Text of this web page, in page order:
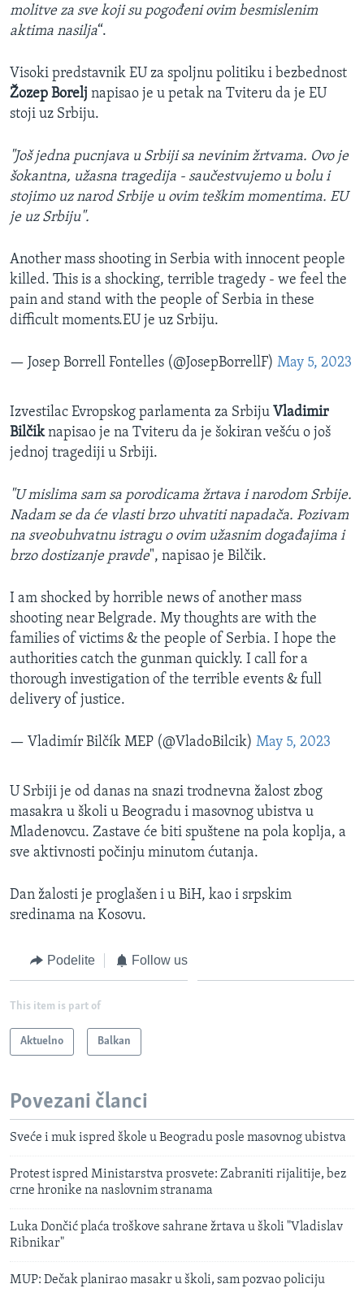
molitve za sve koji su pogođeni ovim besmislenim
aktima nasilja“.
Visoki predstavnik EU za spoljnu politiku i bezbednost
Žozep Borelj napisao je u petak na Tviteru da je EU
stoji uz Srbiju.
"Još jedna pucnjava u Srbiji sa nevinim žrtvama. Ovo je
šokantna, užasna tragedija - saučestvujemo u bolu i
stojimo uz narod Srbije u ovim teškim momentima. EU
je uz Srbiju".
Another mass shooting in Serbia with innocent people
killed. This is a shocking, terrible tragedy - we feel the
pain and stand with the people of Serbia in these
difficult moments.EU je uz Srbiju.
— Josep Borrell Fontelles (@JosepBorrellF) May 5, 2023
Izvestilac Evropskog parlamenta za Srbiju Vladimir
Bilčiknapisao je na Tviteru da je šokiran vešću o još
jednoj tragediji u Srbiji.
"U mislima sam sa porodicama žrtava i narodom Srbije.
Nadam se da će vlasti brzo uhvatiti napadača. Pozivam
na sveobuhvatnu istragu o ovim užasnim događajima i
brzo dostizanje pravde", napisao je Bilčik.
I am shocked by horrible news of another mass
shooting near Belgrade. My thoughts are with the
families of victims & the people of Serbia. I hope the
authorities catch the gunman quickly. I call for a
thorough investigation of the terrible events & full
delivery of justice.
— Vladimír Bilčík MEP (@VladoBilcik) May 5, 2023
U Srbiji je od danas na snazi trodnevna žalost zbog
masakra u školi u Beogradu i masovnog ubistva u
Mladenovcu. Zastave će biti spuštene na pola koplja, a
sve aktivnosti počinju minutom ćutanja.
Dan žalosti je proglašen i u BiH, kao i srpskim
sredinama na Kosovu.
Podelite Follow us
This item is part of
Aktuelno Balkan
Povezani članci
Sveće i muk ispred škole u Beogradu posle masovnog ubistva
Protest ispred Ministarstva prosvete: Zabraniti rijalitije, bez
crne hronike na naslovnim stranama
Luka Dončić plaća troškove sahrane žrtava u školi "Vladislav
Ribnikar"
MUP: Dečak planirao masakr u školi, sam pozvao policiju